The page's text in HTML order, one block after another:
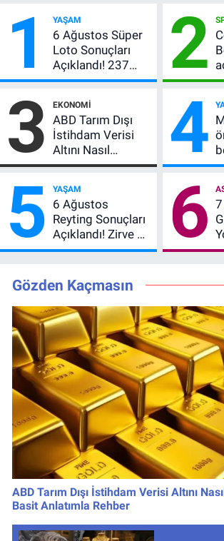
1 YAŞAM
6 Ağustos Süper
Loto Sonuçları
Açıklandı! 237
Milyon TL’lik
2
3 EKONOMI
ABD Tarım Dışı
İstihdam Verisi
Altını Nasıl
Etkiler? Çok Basit
4
5 YAŞAM
6 Ağustos
Reyting Sonuçları
Açıklandı! Zirve El
Değiştirdi:
MasterChef'i
Geride Bıraktı
6
Gözden Kaçmasın
ABD Tarım Dışı İstihdam Verisi Altını
Basit Anlatımla Rehber